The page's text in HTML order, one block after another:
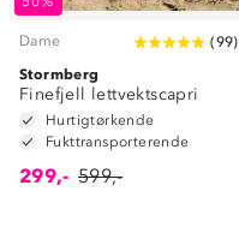
Dame (99)
Stormberg
Finefjell lettvektscapri
Hurtigtørkende
Fukttransporterende
299,- 599,-